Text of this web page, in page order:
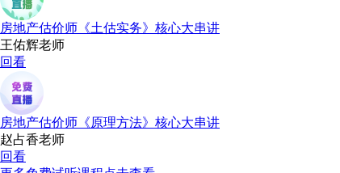
房地产估价师《土估实务》核心大串讲
王佑辉老师
回看
房地产估价师《原理方法》核心大串讲
赵占香老师
回看